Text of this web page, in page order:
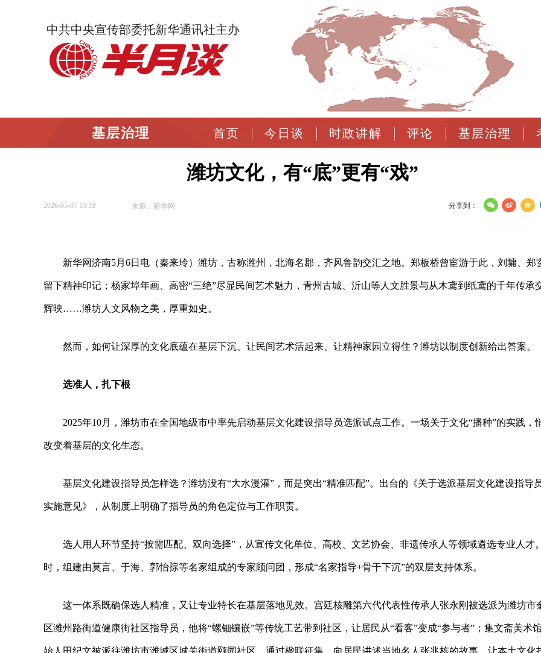
中共中央宣传部委托新华通讯社主办
基层治理 首页 今日谈 时政讲解 评论 基层治理
潍坊文化，有“底”更有“戏”
2026-05-07 15:53 来源：新华网 分享到：
新华网济南5月6日电（秦来玲）潍坊，古称潍州，北海名郡，齐风鲁韵交汇之地。郑板桥曾宦游于此，刘墉、郑
留下精神印记；杨家埠年画、高密“三绝”尽显民间艺术魅力，青州古城、沂山等人文胜景与从木鸢到纸鸢的千年传承
辉映……潍坊人文风物之美，厚重如史。
然而，如何让深厚的文化底蕴在基层下沉、让民间艺术活起来、让精神家园立得住？潍坊以制度创新给出答案。
选准人，扎下根
2025年10月，潍坊市在全国地级市中率先启动基层文化建设指导员选派试点工作。一场关于文化“播种”的实践，
改变着基层的文化生态。
基层文化建设指导员怎样选？潍坊没有“大水漫灌”，而是突出“精准匹配”。出台的《关于选派基层文化建设指导
实施意见》，从制度上明确了指导员的角色定位与工作职责。
选人用人环节坚持“按需匹配、双向选择”，从宣传文化单位、高校、文艺协会、非遗传承人等领域遴选专业人才
时，组建由莫言、于海、郭怡孮等名家组成的专家顾问团，形成“名家指导+骨干下沉”的双层支持体系。
这一体系既确保选人精准，又让专业特长在基层落地见效。宫廷核雕第六代代表性传承人张永刚被选派为潍坊市
区潍州路街道健康街社区指导员，他将“螺钿镶嵌”等传统工艺带到社区，让居民从“看客”变成“参与者”；集文斋美术
始人田纪文被派往潍坊市潍城区城关街道颐园社区，通过楹联征集，向居民讲述当地名人张兆栋的故事，让本土文化